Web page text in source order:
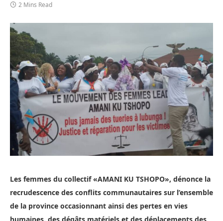
2 Mins Read
Les femmes du collectif «AMANI KU TSHOPO», dénonce la
recrudescence des conflits communautaires sur l’ensemble
de la province occasionnant ainsi des pertes en vies
humaines, des dégâts matériels et des déplacements des